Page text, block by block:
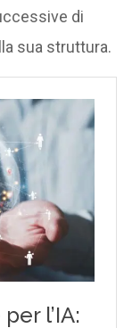
di
sua struttura.